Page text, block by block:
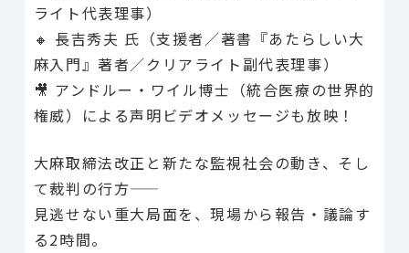
ライト代表理事）
🔸 長吉秀夫 氏（支援者／著書『あたらしい大
麻入門』著者／クリアライト副代表理事）
🎥 アンドルー・ワイル博士（統合医療の世界的
権威）による声明ビデオメッセージも放映！
大麻取締法改正と新たな監視社会の動き、そし
て裁判の行方——
見逃せない重大局面を、現場から報告・議論す
る2時間。